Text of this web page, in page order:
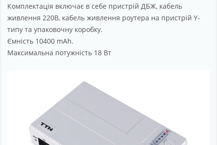
Комплектація включає в себе пристрій ДБЖ, кабель
живлення 220В, кабель живлення роутера на пристрій Y-
типу та упаковочну коробку.
Ємність 10400 mAh.
Максимальна потужність 18 Вт